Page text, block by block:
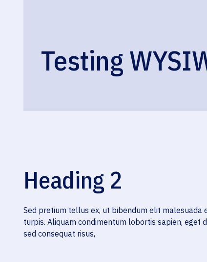
Testing
Heading 2
Sed pretium tellus ex, ut bibendum elit malesuada
turpis. Aliquam condimentum lobortis sapien, eget
sed consequat risus,